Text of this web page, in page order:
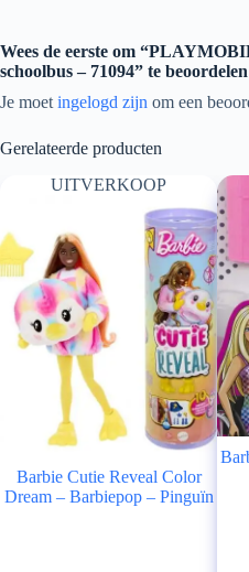
Wees de eerste om
schoolbus – 71094” te beoordelen
Je moet ingelogd zijn om een
Gerelateerde producten
UITVERKOOP
Barbie Cutie Reveal Color
Dream – Barbiepop – Pinguïn